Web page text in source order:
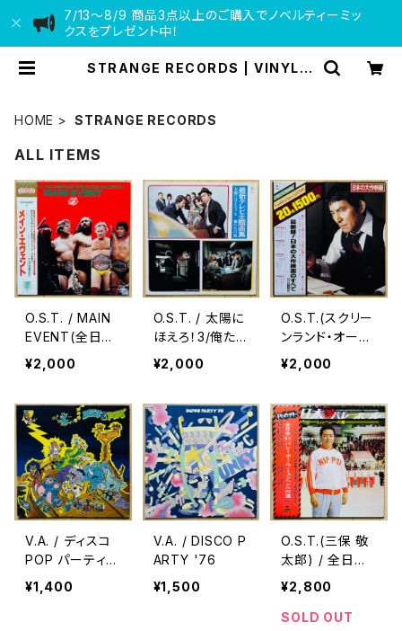
7/13〜8/9 商品3点以上のご購入でノベルティーミッ
クスをプレゼント中！
STRANGE RECORDS | VINYL D
HOME STRANGE RECORDS
ALL ITEMS
O.S.T. / MAIN
EVENT(全日本
プロレス・テー
マ・ソング・コレ
¥2,000
O.S.T. / 太陽に
ほえろ！3/俺たち
の旅 最新テレビ
主題曲集
¥2,000
O.S.T.(スクリー
ンランド・オーケ
ストラ) / 最新
盤！日本の大作
¥2,000
V.A. / ディスコ
POP パーティ
(DISCO & POP
S)
¥1,400
V.A. / DISCO P
ARTY '76
¥1,500
O.S.T.(三保 敬
太郎) / 全日本
男子バレーボー
ル ミュンヘンへ
の道
¥2,800
SOLD OUT